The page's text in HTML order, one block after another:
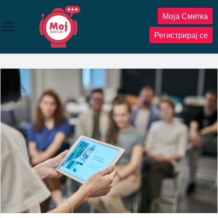
содржината
Моја Сметка
Регистрирај се